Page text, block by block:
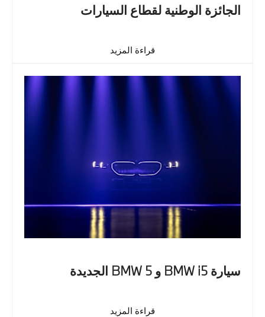
الجائزة الوطنية لقطاع السيارات
قراءة المزيد
سيارة BMW i5 و BMW 5 الجديدة
قراءة المزيد